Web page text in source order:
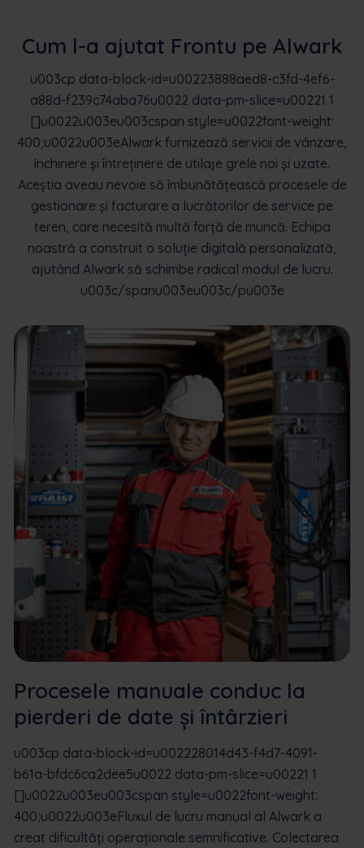
Cum l-a ajutat Frontu pe Alwark
u003cp data-block-id=u00223888aed8-c3fd-4ef6-
a88d-f239c74aba76u0022 data-pm-slice=u00221 1
[]u0022u003eu003cspan style=u0022font-weight:
400;u0022u003eAlwark furnizează servicii de vânzare,
închiriere și întreținere de utilaje grele noi și uzate.
Aceștia aveau nevoie să îmbunătățească procesele de
gestionare și facturare a lucrătorilor de service pe
teren, care necesită multă forță de muncă. Echipa
noastră a construit o soluție digitală personalizată,
ajutând Alwark să schimbe radical modul de lucru.
u003c/spanu003eu003c/pu003e
Procesele manuale conduc la
pierderi de date și întârzieri
u003cp data-block-id=u002228014d43-f4d7-4091-
b61a-bfdc6ca2dee5u0022 data-pm-slice=u00221 1
[]u0022u003eu003cspan style=u0022font-weight:
400;u0022u003eFluxul de lucru manual al Alwark a
creat dificultăți operaționale semnificative. Colectarea